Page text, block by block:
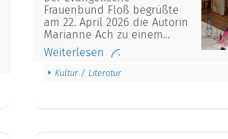
Frauenbund Floß begrüßte
am 22. April 2026 die Autorin
Marianne Ach zu einem…
Weiterlesen
Kultur / Literatur